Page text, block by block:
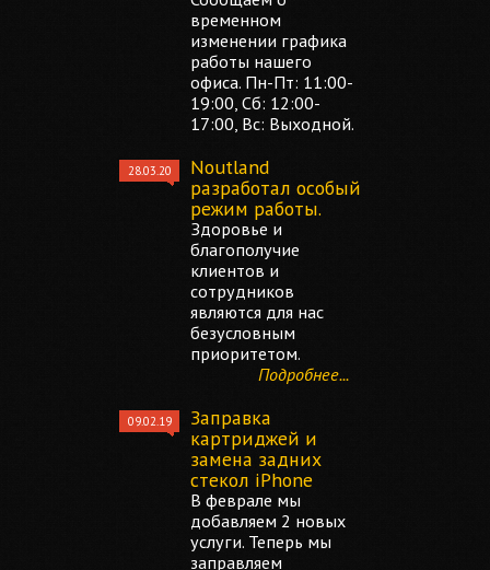
временном
изменении графика
работы нашего
офиса. Пн-Пт: 11:00-
19:00, Сб: 12:00-
17:00, Вс: Выходной.
28.03.20
Noutland
разработал особый
режим работы.
Здоровье и
благополучие
клиентов и
сотрудников
являются для нас
безусловным
приоритетом.
Подробнее...
09.02.19
Заправка
картриджей и
замена задних
стекол iPhone
В феврале мы
добавляем 2 новых
услуги. Теперь мы
заправляем